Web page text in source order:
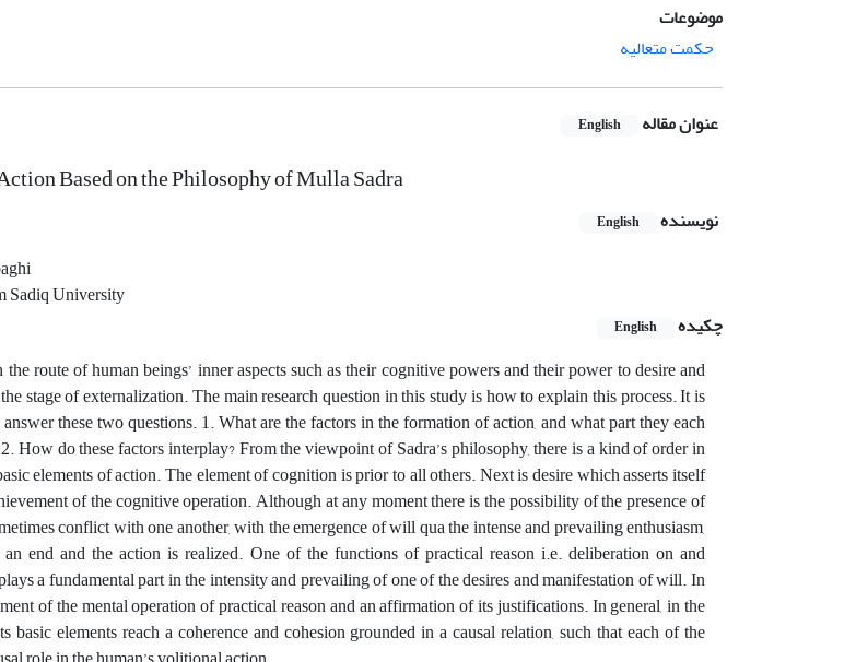
موضوعات
حکمت متعالیه
عنوان مقاله English
Based on the Philosophy of Mulla Sadra
نویسنده English
Sadiq University
چکیده
English
route of human beings’ inner aspects such as their cognitive powers and their power to desire and
stage of externalization. The main research question in this study is how to explain this process. It is
these two questions. 1. What are the factors in the formation of action, and what part they each
How do these factors interplay? From the viewpoint of Sadra’s philosophy, there is a kind of order in
elements of action. The element of cognition is prior to all others. Next is desire which asserts itself
of the cognitive operation. Although at any moment there is the possibility of the presence of
conflict with one another, with the emergence of will qua the intense and prevailing enthusiasm,
end and the action is realized. One of the functions of practical reason i.e. deliberation on and
a fundamental part in the intensity and prevailing of one of the desires and manifestation of will. In
of the mental operation of practical reason and an affirmation of its justifications. In general, in the
basic elements reach a coherence and cohesion grounded in a causal relation, such that each of the